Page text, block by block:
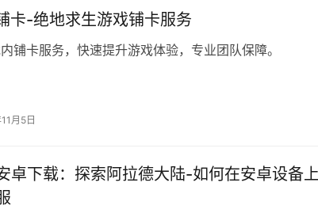
卡-绝地求生游戏铺卡服务
铺卡服务，快速提升游戏体验，专业团队保障。
月5日
卓下载：探索阿拉德大陆-如何在安卓设备